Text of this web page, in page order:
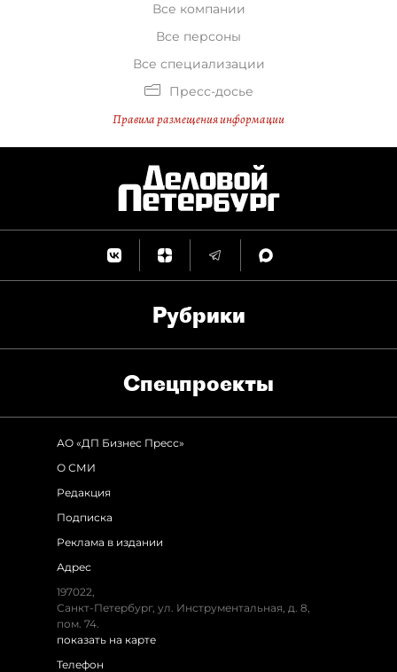
Все компании
Все персоны
Все специализации
Пресс-досье
Правила размещения информации
Рубрики
Спец­проекты
АО «ДП Бизнес Пресс»
О СМИ
Редакция
Подписка
Реклама в издании
Адрес
197022,
Санкт-Петербург, ул. Инструментальная, д. 8,
пом. 74.
показать на карте
Телефон